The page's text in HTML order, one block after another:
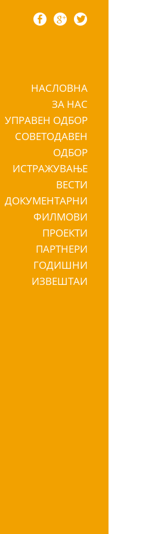
Skip to contentНАСЛОВНА
ЗА НАС
УПРАВЕН ОДБОР
СОВЕТОДАВЕН
ОДБОР
ИСТРАЖУВАЊЕ
ВЕСТИ
ДОКУМЕНТАРНИ
ФИЛМОВИ
ПРОЕКТИ
ПАРТНЕРИ
ГОДИШНИ
ИЗВЕШТАИ